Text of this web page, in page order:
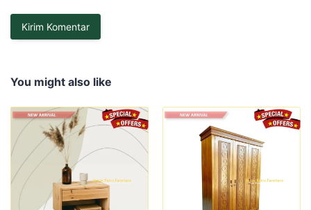
You might also like